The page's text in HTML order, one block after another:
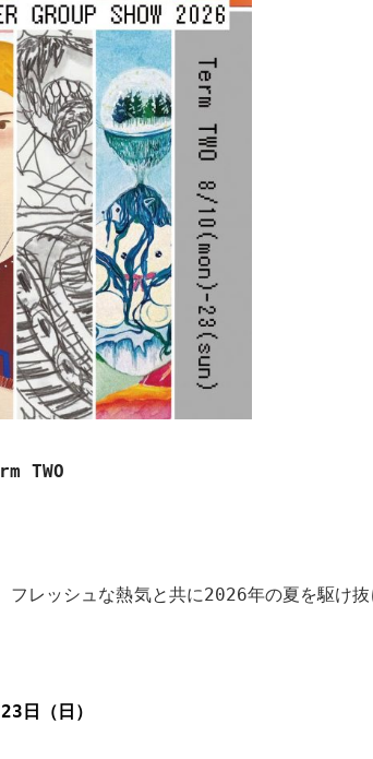
TWO
フレッシュな熱気と共に2026年の夏を駆け
23 日（日）